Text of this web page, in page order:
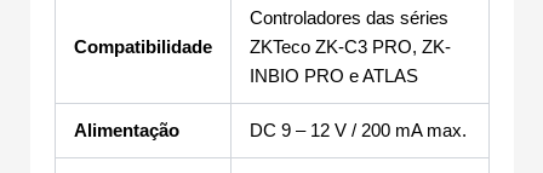
Compatibilidade
Controladores das séries
ZKTeco ZK-C3 PRO, ZK-
INBIO PRO e ATLAS
Alimentação DC 9 – 12 V / 200 mA max.